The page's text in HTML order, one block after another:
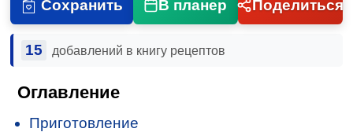
Сохранить В планер Поделиться
15 добавлений в книгу рецептов
Оглавление
Приготовление